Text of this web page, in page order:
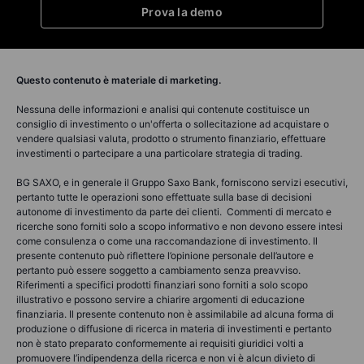
Prova la demo
Questo contenuto è materiale di marketing.
Nessuna delle informazioni e analisi qui contenute costituisce un
consiglio di investimento o un'offerta o sollecitazione ad acquistare o
vendere qualsiasi valuta, prodotto o strumento finanziario, effettuare
investimenti o partecipare a una particolare strategia di trading.
BG SAXO, e in generale il Gruppo Saxo Bank, forniscono servizi esecutivi,
pertanto tutte le operazioni sono effettuate sulla base di decisioni
autonome di investimento da parte dei clienti. Commenti di mercato e
ricerche sono forniti solo a scopo informativo e non devono essere intesi
come consulenza o come una raccomandazione di investimento. Il
presente contenuto può riflettere l’opinione personale dell’autore e
pertanto può essere soggetto a cambiamento senza preavviso.
Riferimenti a specifici prodotti finanziari sono forniti a solo scopo
illustrativo e possono servire a chiarire argomenti di educazione
finanziaria. Il presente contenuto non è assimilabile ad alcuna forma di
produzione o diffusione di ricerca in materia di investimenti e pertanto
non è stato preparato conformemente ai requisiti giuridici volti a
promuovere l’indipendenza della ricerca e non vi è alcun divieto di